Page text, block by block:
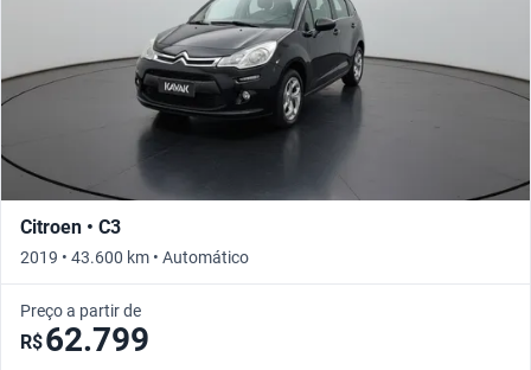
Citroen • C3
2019 • 43.600 km • Automático
Preço a partir de
R$62.799